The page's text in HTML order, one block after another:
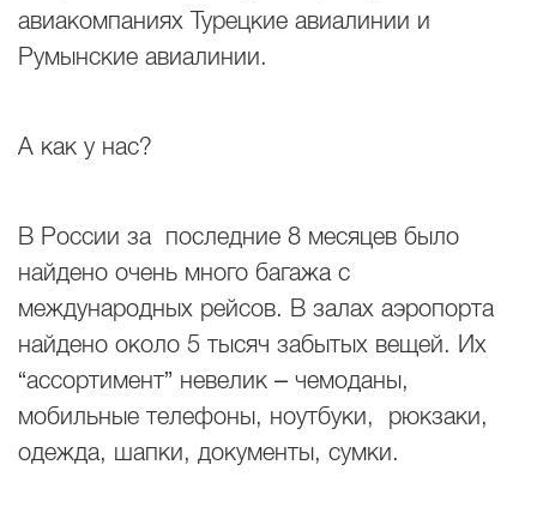
авиакомпаниях Турецкие авиалинии и
Румынские авиалинии.
А как у нас?
В России за последние 8 месяцев было
найдено очень много багажа с
международных рейсов. В залах аэропорта
найдено около 5 тысяч забытых вещей. Их
“ассортимент” невелик – чемоданы,
мобильные телефоны, ноутбуки, рюкзаки,
одежда, шапки, документы, сумки.